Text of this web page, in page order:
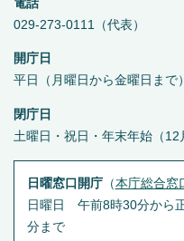
電話
029-273-0111（代表）
開庁日
平日（月曜日から金曜日ま
閉庁日
土曜日・祝日・年末年始（12
日曜窓口開庁（本庁総合窓
日曜日 午前8時30分から
分まで